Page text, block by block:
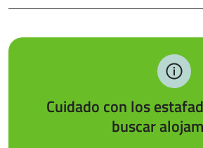
Cuidado con los
buscar